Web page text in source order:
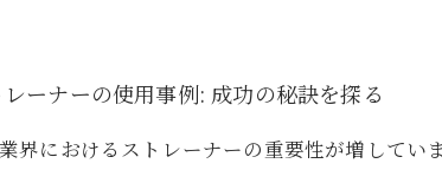
ーナーの使用事例: 成功の秘訣を探る
界におけるストレーナーの重要性が増して